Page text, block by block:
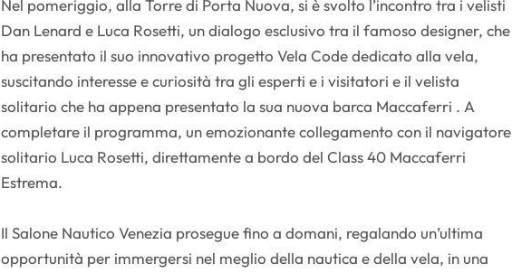
Nel pomeriggio, alla Torre di Porta Nuova, si è svolto l’incontro tra i velisti
Dan Lenard e Luca Rosetti, un dialogo esclusivo tra il famoso designer, che
ha presentato il suo innovativo progetto Vela Code dedicato alla vela,
suscitando interesse e curiosità tra gli esperti e i visitatori e il velista
solitario che ha appena presentato la sua nuova barca Maccaferri . A
completare il programma, un emozionante collegamento con il navigatore
solitario Luca Rosetti, direttamente a bordo del Class 40 Maccaferri
Estrema.
Il Salone Nautico Venezia prosegue fino a domani, regalando un’ultima
opportunità per immergersi nel meglio della nautica e della vela, in una